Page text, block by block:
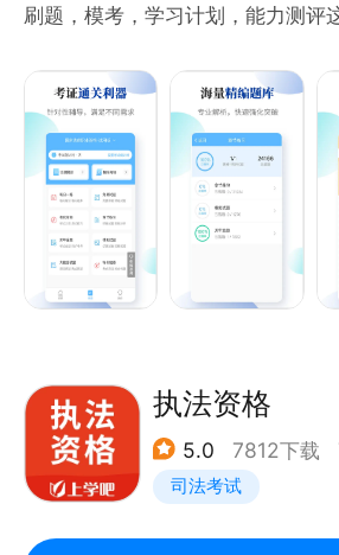
刷题，模考，学习计划，能力测评
软件特色
●海量试题库：章节练习、历年试
试卷、综合练习等全方位强化分类
●高频考点，核心考点，能力测评
破薄弱点，定制专属学习计划
●答题解析，试题讨论，答错答对
入掌握试题，还有百万考生精彩评
1自动汇总错题，汇总其它考生错题
2智能评估阅卷，快速查看成绩
3收藏薄弱试题，随时排查重做
4抽题组卷，模拟考场，积累实战经
执法资格
5.0 7812下载
司法考试